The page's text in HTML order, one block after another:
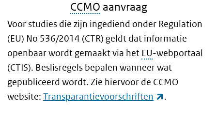
CCMO aanvraag
Voor studies die zijn ingediend onder Regulation
(EU) No 536/2014 (CTR) geldt dat informatie
openbaar wordt gemaakt via het EU-webportaal
(CTIS). Beslisregels bepalen wanneer wat
gepubliceerd wordt. Zie hiervoor de CCMO
website: Transparantievoorschriften (externe
.